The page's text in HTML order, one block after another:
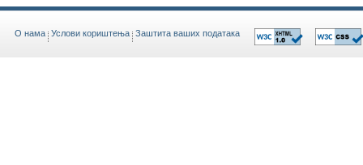
O нама Услови кориштења Заштита ваших података